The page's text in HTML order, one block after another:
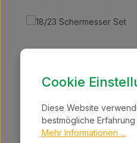
Cookie
Diese Website
bestmögliche
Mehr Informationen ...